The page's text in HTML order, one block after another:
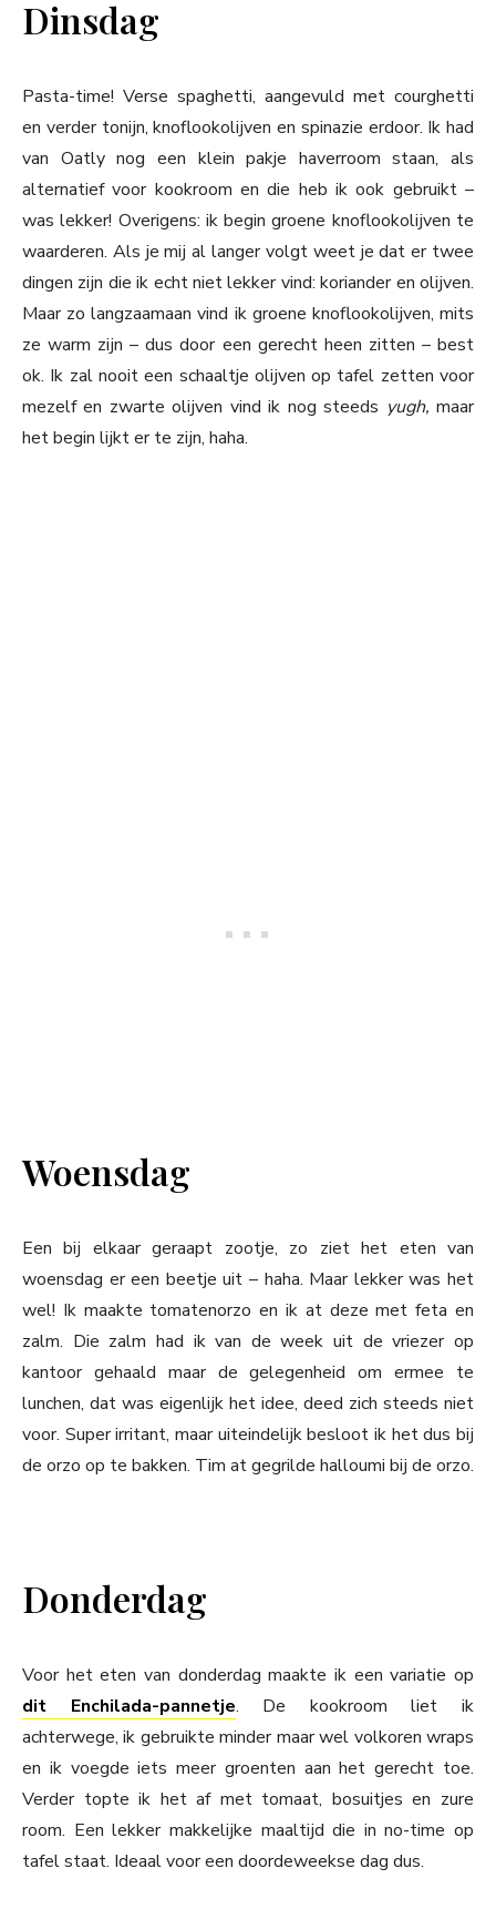
Dinsdag
Pasta-time! Verse spaghetti, aangevuld met courghetti
en verder tonijn, knoflookolijven en spinazie erdoor. Ik had
van Oatly nog een klein pakje haverroom staan, als
alternatief voor kookroom en die heb ik ook gebruikt –
was lekker! Overigens: ik begin groene knoflookolijven te
waarderen. Als je mij al langer volgt weet je dat er twee
dingen zijn die ik echt niet lekker vind: koriander en olijven.
Maar zo langzaamaan vind ik groene knoflookolijven, mits
ze warm zijn – dus door een gerecht heen zitten – best
ok. Ik zal nooit een schaaltje olijven op tafel zetten voor
mezelf en zwarte olijven vind ik nog steeds yugh,maar
het begin lijkt er te zijn, haha.
Woensdag
Een bij elkaar geraapt zootje, zo ziet het eten van
woensdag er een beetje uit – haha. Maar lekker was het
wel! Ik maakte tomatenorzo en ik at deze met feta en
zalm. Die zalm had ik van de week uit de vriezer op
kantoor gehaald maar de gelegenheid om ermee te
lunchen, dat was eigenlijk het idee, deed zich steeds niet
voor. Super irritant, maar uiteindelijk besloot ik het dus bij
de orzo op te bakken. Tim at gegrilde halloumi bij de orzo.
Donderdag
Voor het eten van donderdag maakte ik een variatie op
dit Enchilada-pannetje. De kookroom liet ik
achterwege, ik gebruikte minder maar wel volkoren wraps
en ik voegde iets meer groenten aan het gerecht toe.
Verder topte ik het af met tomaat, bosuitjes en zure
room. Een lekker makkelijke maaltijd die in no-time op
tafel staat. Ideaal voor een doordeweekse dag dus.